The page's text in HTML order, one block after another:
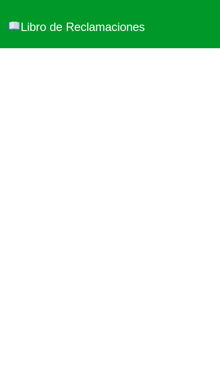
Libro de Reclamaciones